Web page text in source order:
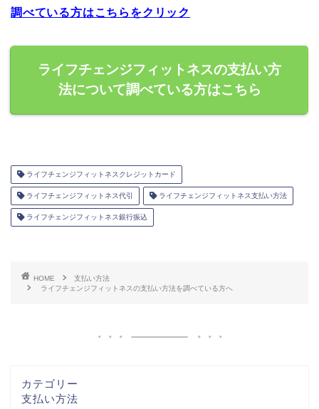
調べている方はこちらをクリック
ライフチェンジフィットネスの支払い方
法について調べている方はこちら
ライフチェンジフィットネスクレジットカード
ライフチェンジフィットネス代引 ライフチェンジフィットネス支払い方法
ライフチェンジフィットネス銀行振込
HOME
支払い方法
ライフチェンジフィットネスの支払い方法を調べている方へ
カテゴリー
支払い方法